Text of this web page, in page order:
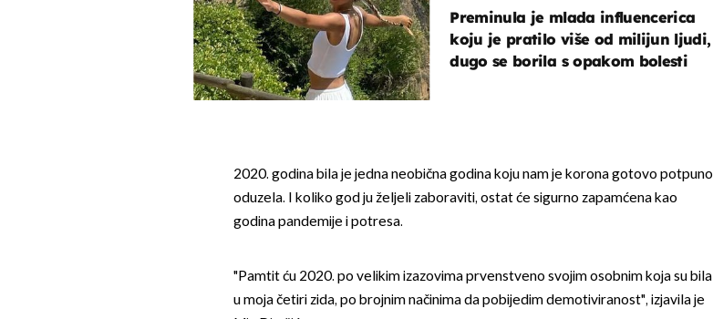
Preminula je mlada influencerica
koju je pratilo više od milijun ljudi,
dugo se borila s opakom bolesti
2020. godina bila je jedna neobična godina koju nam je korona gotovo potpuno
oduzela. I koliko god ju željeli zaboraviti, ostat će sigurno zapamćena kao
godina pandemije i potresa.
"Pamtit ću 2020. po velikim izazovima prvenstveno svojim osobnim koja su bila
u moja četiri zida, po brojnim načinima da pobijedim demotiviranost", izjavila je